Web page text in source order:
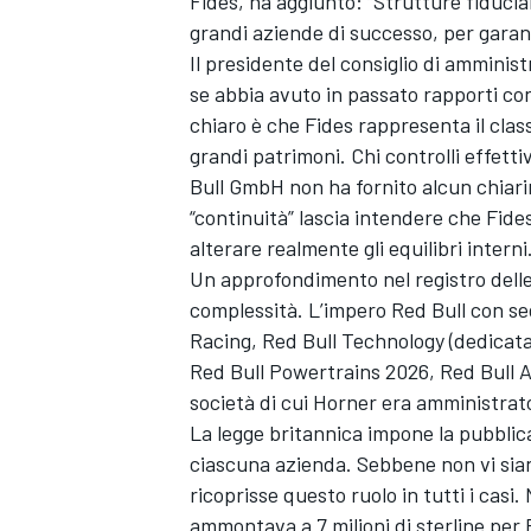
grandi aziende di successo, per
Il presidente del consiglio di
se abbia avuto in passato rapporti
chiaro è che Fides rappresenta il
grandi patrimoni. Chi controlli
Bull GmbH non ha fornito alcun
“continuità” lascia intendere che
alterare realmente gli equilibri interni.
Un approfondimento nel registro
complessità. L’impero Red Bull con
Racing, Red Bull Technology
Red Bull Powertrains 2026, Red Bull
società di cui Horner era
La legge britannica impone la
ciascuna azienda. Sebbene non vi
ricoprisse questo ruolo in tutti i casi.
ammontava a 7 milioni di sterline per